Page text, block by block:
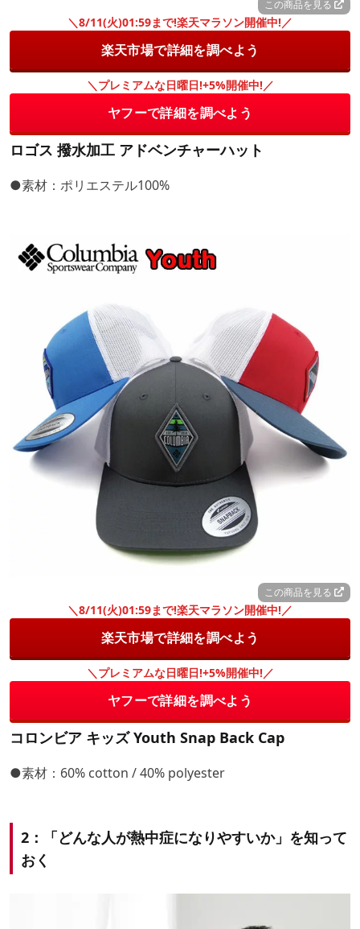
この商品を見る
＼8/11(火)01:59まで!楽天マラソン開催中!／
楽天市場で詳細を調べよう
＼プレミアムな日曜日!+5%開催中!／
ヤフーで詳細を調べよう
ロゴス 撥水加工 アドベンチャーハット
●素材：ポリエステル100%
この商品を見る
＼8/11(火)01:59まで!楽天マラソン開催中!／
楽天市場で詳細を調べよう
＼プレミアムな日曜日!+5%開催中!／
ヤフーで詳細を調べよう
コロンビア キッズ Youth Snap Back Cap
●素材：60% cotton / 40% polyester
2：「どんな人が熱中症になりやすいか」を知って
おく